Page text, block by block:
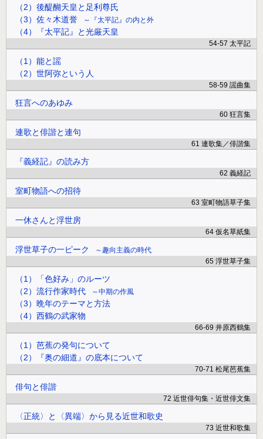
（2）後醍醐天皇と足利尊氏
（3）佐々木道誉
『太平記』の内と外
（4）『太平記』と光厳天皇
54-57 太平記
（1）能と謡
（2）世阿弥という人
58-59 謡曲集
狂言へのあゆみ
60 狂言集
連歌と俳諧と連句
61 連歌集／俳諧集
『義経記』の読み方
62 義経記
室町物語への招待
63 室町物語草子集
一休さんと浮世房
64 仮名草紙集
浮世草子の一ピーク
趣向主義の時代
65 浮世草子集
（1）「色好み」のルーツ
（2）流行作家時代
中期の作風
（3）晩年のテーマと方法
（4）西鶴の武家物
66-69 井原西鶴集
（1）芭蕉の発句について
（2）『奥の細道』の底本について
70-71 松尾芭蕉集
俳句と俳諧
72 近世俳句集・近世俳文集
〈正統〉と〈異端〉から見る近世和歌史
73 近世和歌集